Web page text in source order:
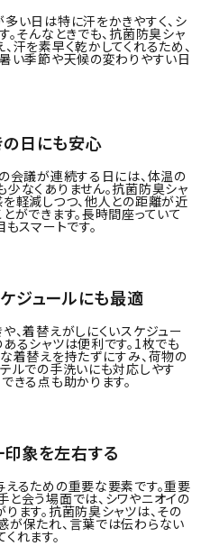
い日は特に汗をかきやすく、シ
。そんなときでも、抗菌防臭シャ
汗を素早く乾かしてくれるため、
い季節や天候の変わりやすい日
日にも安心
会議が連続する日には、体温の
なくありません。抗菌防臭シャ
軽減しつつ、他人との距離が近
ができます。長時間座っていて
スマートです。
ジュールにも最適
、着替えがしにくいスケジュー
るシャツは便利です。1枚でも
着替えを持たずにすみ、荷物の
ルでの手洗いにも対応しやす
きる点も助かります。
象を左右する
るための重要な要素です。重要
会う場面では、シワやニオイの
ます。抗菌防臭シャツは、その
保たれ、言葉では伝わらない
れます。